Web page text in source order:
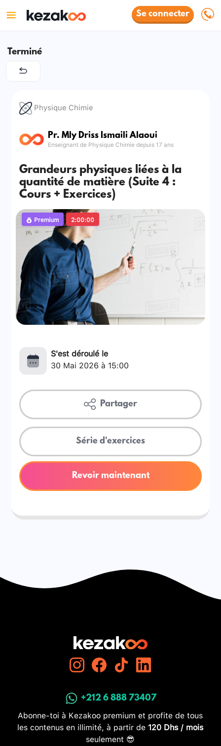
Se connecter
Terminé
Physique Chimie
Pr. Mly Driss Ismaili Alaoui
Enseignant de Physique Chimie depuis 17 ans
Grandeurs physiques liées à la
quantité de matière (Suite 4 :
Cours + Exercices)
Premium 2:00:00
S'est déroulé le
30 Mai 2026 à 15:00
Partager
Série d'exercices
Revoir maintenant
+212 6 888 73407
Abonne-toi à Kezakoo premium et profite de tous
les contenus en illimité, à partir de 120 Dhs / mois
seulement 😎